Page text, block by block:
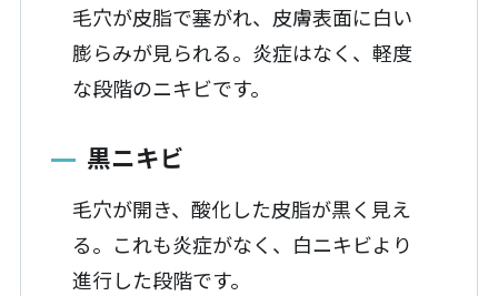
毛穴が皮脂で塞がれ、皮膚表面に白い
膨らみが見られる。炎症はなく、軽度
な段階のニキビです。
黒ニキビ
毛穴が開き、酸化した皮脂が黒く見え
る。これも炎症がなく、白ニキビより
進行した段階です。